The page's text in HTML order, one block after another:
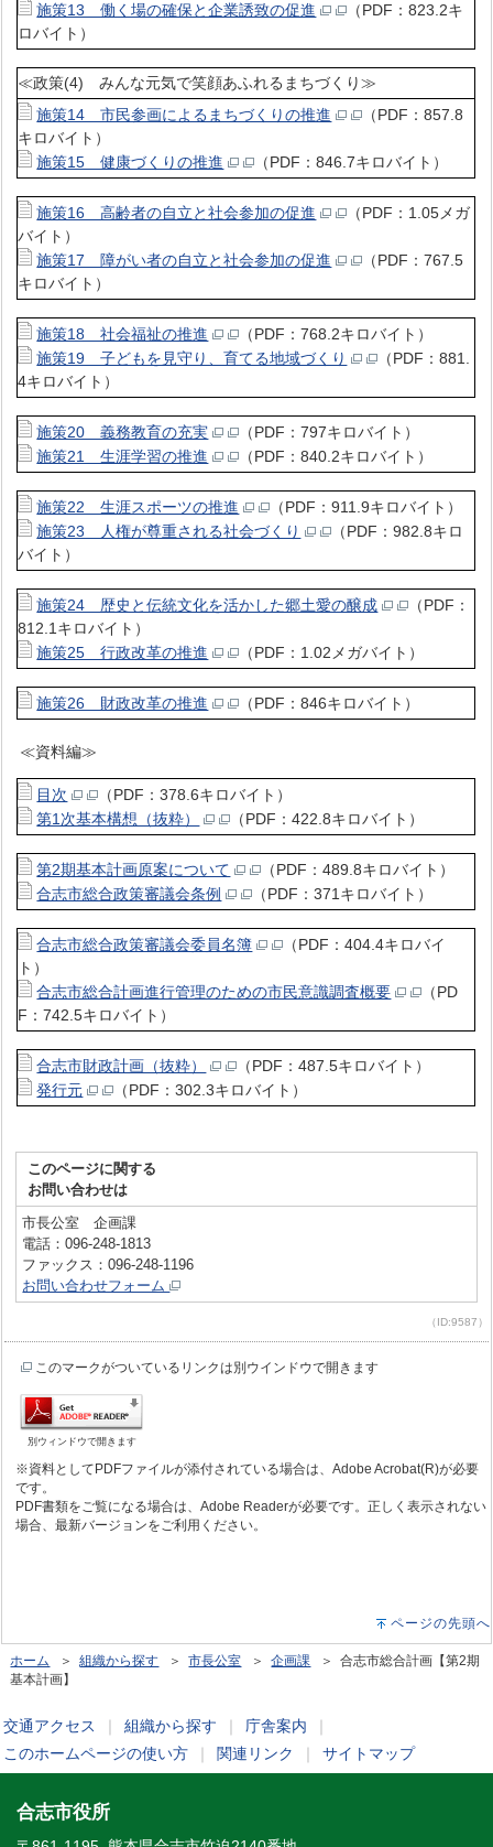
施策13 働く場の確保と企業誘致の促進
（PDF：823.2キ
ロバイト）
≪政策(4) みんな元気で笑顔あふれるまちづくり≫
施策14 市民参画によるまちづくりの推進
（PDF：857.8
キロバイト）
施策15 健康づくりの推進
（PDF：846.7キロバイト）
施策16 高齢者の自立と社会参加の促進
（PDF：1.05メガ
バイト）
施策17 障がい者の自立と社会参加の促進
（PDF：767.5
キロバイト）
施策18 社会福祉の推進
（PDF：768.2キロバイト）
施策19 子どもを見守り、育てる地域づくり
（PDF：881.
4キロバイト）
施策20 義務教育の充実
（PDF：797キロバイト）
施策21 生涯学習の推進
（PDF：840.2キロバイト）
施策22 生涯スポーツの推進
（PDF：911.9キロバイト）
施策23 人権が尊重される社会づくり
（PDF：982.8キロ
バイト）
施策24 歴史と伝統文化を活かした郷土愛の醸成
（PDF：
812.1キロバイト）
施策25 行政改革の推進
（PDF：1.02メガバイト）
施策26 財政改革の推進 （PDF：846キロバイト）
≪資料編≫
目次
（PDF：378.6キロバイト）
第1次基本構想（抜粋）
（PDF：422.8キロバイト）
第2期基本計画原案について
（PDF：489.8キロバイト）
合志市総合政策審議会条例
（PDF：371キロバイト）
合志市総合政策審議会委員名簿
（PDF：404.4キロバイ
ト）
合志市総合計画進行管理のための市民意識調査概要
（PD
F：742.5キロバイト）
合志市財政計画（抜粋）
（PDF：487.5キロバイト）
発行元
（PDF：302.3キロバイト）
このページに関する
お問い合わせは
市長公室 企画課
電話：096-248-1813
ファックス：096-248-1196
お問い合わせフォーム
（ID:9587）
このマークがついているリンクは別ウインドウで開きます
別ウィンドウで開きます
※資料としてPDFファイルが添付されている場合は、Adobe Acrobat(R)が必要
です。
PDF書類をご覧になる場合は、Adobe Readerが必要です。正しく表示されない
場合、最新バージョンをご利用ください。
ページの先頭へ
ホーム ＞組織から探す ＞市長公室 ＞企画課 ＞ 合志市総合計画【第2期
基本計画】
交通アクセス 組織から探す 庁舎案内
このホームページの使い方
関連リンク サイトマップ
合志市役所